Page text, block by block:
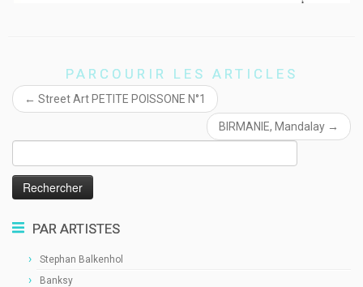
PARCOURIR LES ARTICLES
← Street Art PETITE POISSONE N°1
BIRMANIE, Mandalay →
PAR ARTISTES
Stephan Balkenhol
Banksy